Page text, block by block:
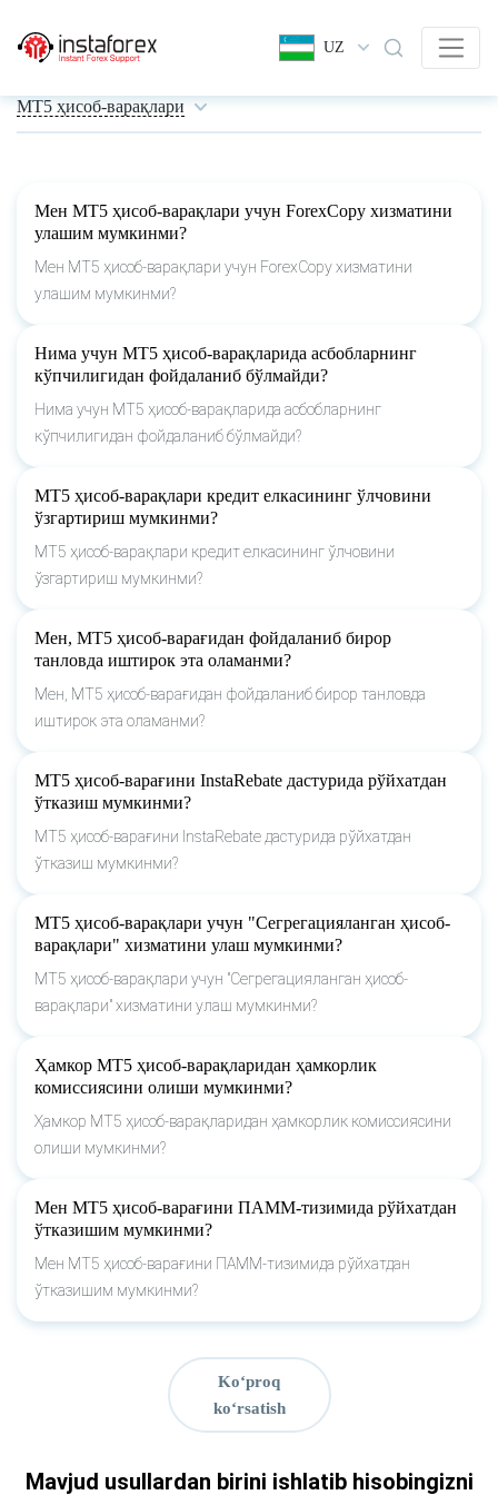
UZ
MT5 ҳисоб-варақлари
Мен МТ5 ҳисоб-варақлари учун ForexCopy хизматини
улашим мумкинми?
Мен МТ5 ҳисоб-варақлари учун ForexCopy хизматини
улашим мумкинми?
Нима учун МТ5 ҳисоб-варақларида асбобларнинг
кўпчилигидан фойдаланиб бўлмайди?
Нима учун МТ5 ҳисоб-варақларида асбобларнинг
кўпчилигидан фойдаланиб бўлмайди?
МТ5 ҳисоб-варақлари кредит елкасининг ўлчовини
ўзгартириш мумкинми?
МТ5 ҳисоб-варақлари кредит елкасининг ўлчовини
ўзгартириш мумкинми?
Мен, МТ5 ҳисоб-варағидан фойдаланиб бирор
танловда иштирок эта оламанми?
Мен, МТ5 ҳисоб-варағидан фойдаланиб бирор танловда
иштирок эта оламанми?
МТ5 ҳисоб-варағини InstaRebate дастурида рўйхатдан
ўтказиш мумкинми?
МТ5 ҳисоб-варағини InstaRebate дастурида рўйхатдан
ўтказиш мумкинми?
МТ5 ҳисоб-варақлари учун "Сегрегацияланган ҳисоб-
варақлари" хизматини улаш мумкинми?
МТ5 ҳисоб-варақлари учун "Сегрегацияланган ҳисоб-
варақлари" хизматини улаш мумкинми?
Ҳамкор МТ5 ҳисоб-варақларидан ҳамкорлик
комиссиясини олиши мумкинми?
Ҳамкор МТ5 ҳисоб-варақларидан ҳамкорлик комиссиясини
олиши мумкинми?
Мен МТ5 ҳисоб-варағини ПАММ-тизимида рўйхатдан
ўтказишим мумкинми?
Мен МТ5 ҳисоб-варағини ПАММ-тизимида рўйхатдан
ўтказишим мумкинми?
Ko‘proq
ko‘rsatish
Mavjud usullardan birini ishlatib hisobingizni